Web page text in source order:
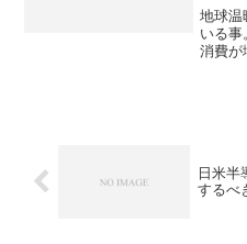
事
地球温
いる事
消費が
日米半
するべ